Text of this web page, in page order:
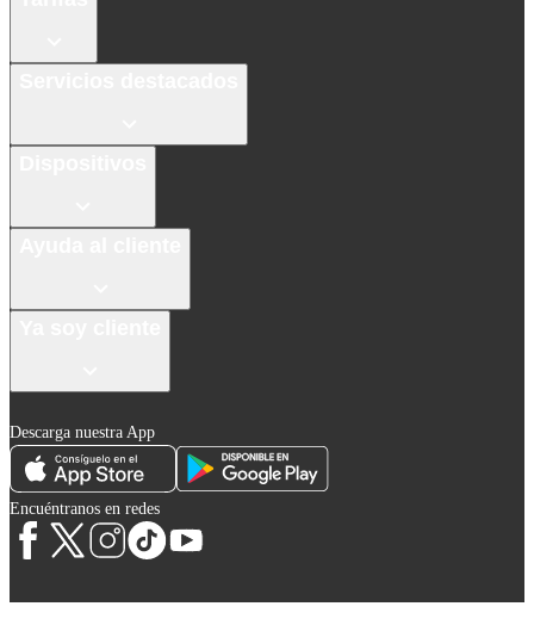
Descarga nuestra App
Encuéntranos en redes